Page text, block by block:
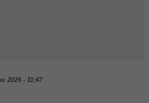
2026 - 11:47